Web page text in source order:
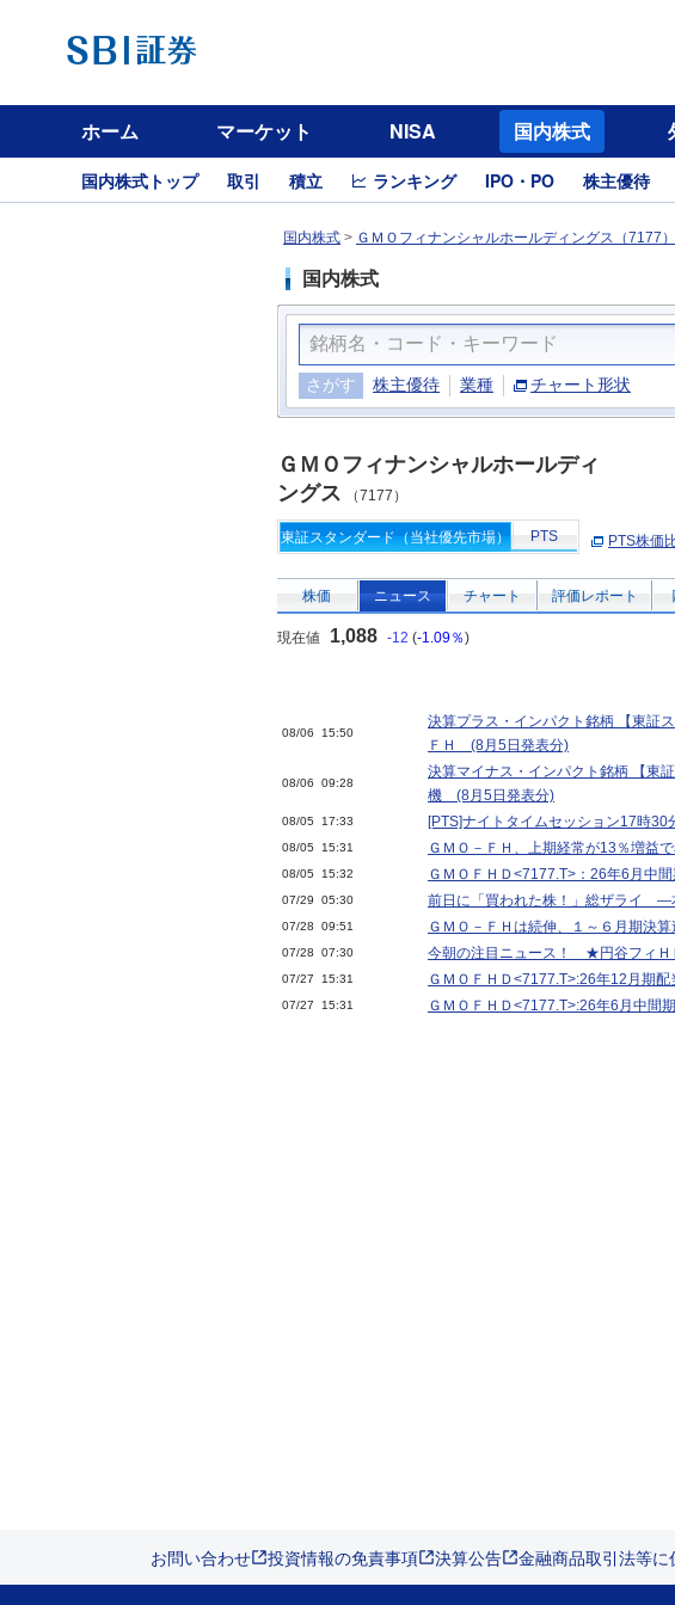
ホーム マーケット NISA 国内株式
国内株式トップ 取引 積立 ランキング IPO・PO 株主優待
国内株式 > ＧＭＯフィナンシャルホールディングス（7177）
国内株式
さがす 株主優待 業種 チャート形状
ＧＭＯフィナンシャルホールディ
ングス （7177）
東証スタンダード（当社優先市場） PTS PTS株価
株価 ニュース チャート 評価レポート
現在値 1,088 -12 (-1.09％)
08/06 15:50
決算プラス・インパクト銘柄 【東証
ＦＨ (8月5日発表分)
08/06 09:28
決算マイナス・インパクト銘柄 【東
機 (8月5日発表分)
08/05 17:33 [PTS]ナイトタイムセッション17時
08/05 15:31 ＧＭＯ－ＦＨ、上期経常が13％増益
08/05 15:32 ＧＭＯＦＨＤ<7177.T>：26年6月中
07/29 05:30 前日に「買われた株！」総ザライ ―
07/28 09:51 ＧＭＯ－ＦＨは続伸、１～６月期決
07/28 07:30 今朝の注目ニュース！ ★円谷フィＨ
07/27 15:31 ＧＭＯＦＨＤ<7177.T>:26年12月期配
07/27 15:31 ＧＭＯＦＨＤ<7177.T>:26年6月中間
お問い合わせ 投資情報の免責事項 決算公告 金融商品取引法等に